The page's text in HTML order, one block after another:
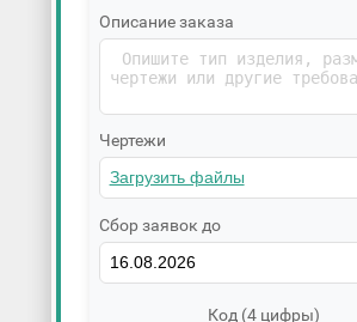
Описание заказа
Чертежи
Сбор заявок до
Код (4 цифры)